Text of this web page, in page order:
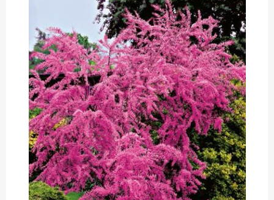
richtige Wahl!
Mehr erfahren